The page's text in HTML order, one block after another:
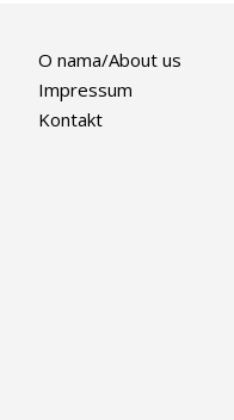
O nama/About us
Impressum
Kontakt